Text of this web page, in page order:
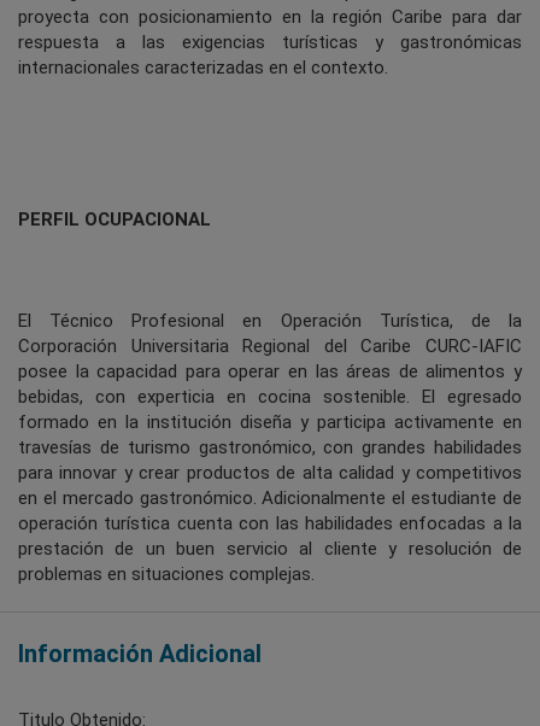
proyecta con posicionamiento en la región Caribe para dar
respuesta a las exigencias turísticas y gastronómicas
internacionales caracterizadas en el contexto.
PERFIL OCUPACIONAL
El Técnico Profesional en Operación Turística, de la
Corporación Universitaria Regional del Caribe CURC-IAFIC
posee la capacidad para operar en las áreas de alimentos y
bebidas, con experticia en cocina sostenible. El egresado
formado en la institución diseña y participa activamente en
travesías de turismo gastronómico, con grandes habilidades
para innovar y crear productos de alta calidad y competitivos
en el mercado gastronómico. Adicionalmente el estudiante de
operación turística cuenta con las habilidades enfocadas a la
prestación de un buen servicio al cliente y resolución de
problemas en situaciones complejas.
Información Adicional
Titulo Obtenido: